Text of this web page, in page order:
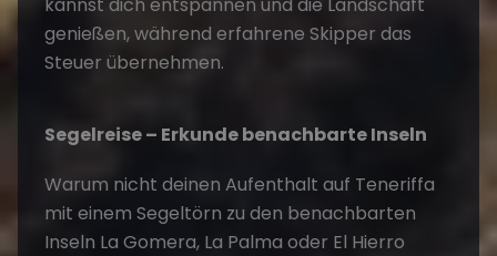
genießen, während erfahrene Skipper das
Steuer übernehmen.
Segelreise – Erkunde benachbarte Inseln
Warum nicht deinen Aufenthalt auf Teneriffa
mit einem Segeltörn zu den benachbarten
Inseln La Gomera, La Palma oder El Hierro